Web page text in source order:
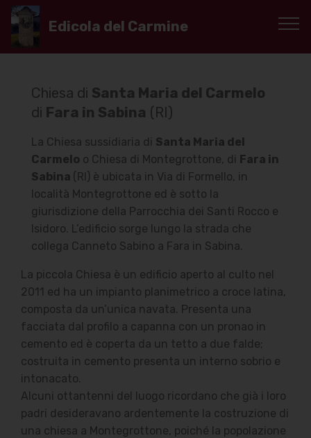
Edicola del Carmine
Chiesa di Santa Maria del Carmelo
di Fara in Sabina (RI)
La Chiesa sussidiaria di Santa Maria del
Carmelo o Chiesa di Montegrottone, di Fara in
Sabina (RI) è ubicata in Via di Formello, in
località Montegrottone ed è sotto la
giurisdizione della Parrocchia dei Santi Rocco e
Isidoro. L’edificio sorge lungo la strada che
collega Canneto Sabino a Fara in Sabina.
La piccola Chiesa è un edificio aperto al culto nel
2011 ed ha un impianto planimetrico a croce latina,
composta da un’unica navata. Presenta una
facciata dal profilo a capanna con un pronao in
cemento ed è coperta da un tetto a due falde;
costruita in cemento presenta un interno sobrio e
intonacato.
Alcuni ottantenni del luogo ricordano che già i loro
padri desideravano ardentemente la costruzione di
una chiesa a Montegrottone, poiché la popolazione